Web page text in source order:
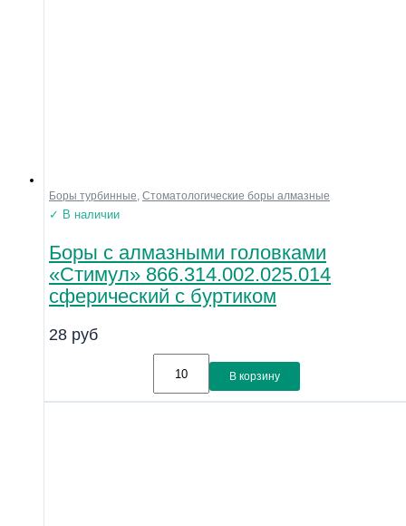
Боры турбинные, Стоматологические боры алмазные
✓ В наличии
Боры с алмазными головками
«Стимул» 866.314.002.025.014
сферический с буртиком
28 руб
В корзину